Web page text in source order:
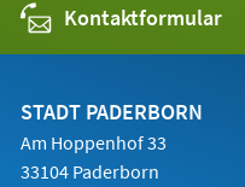
Kontaktformular
STADT PADERBORN
Am Hoppenhof 33
33104 Paderborn